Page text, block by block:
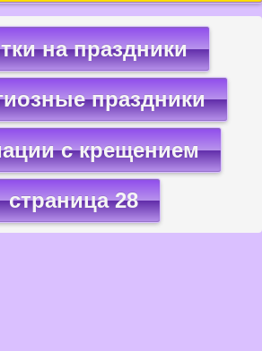
на праздники
праздники
с крещением
страница 28